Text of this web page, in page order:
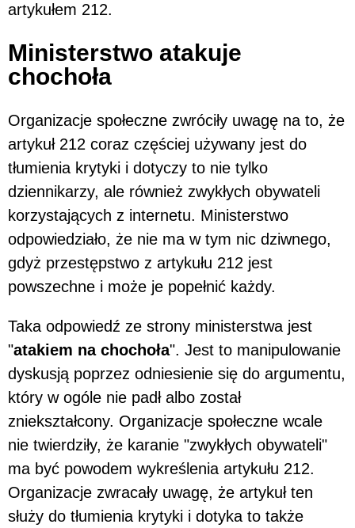
artykułem 212.
Ministerstwo atakuje
chochoła
Organizacje społeczne zwróciły uwagę na to, że
artykuł 212 coraz częściej używany jest do
tłumienia krytyki i dotyczy to nie tylko
dziennikarzy, ale również zwykłych obywateli
korzystających z internetu. Ministerstwo
odpowiedziało, że nie ma w tym nic dziwnego,
gdyż przestępstwo z artykułu 212 jest
powszechne i może je popełnić każdy.
Taka odpowiedź ze strony ministerstwa jest
"atakiem na chochoła". Jest to manipulowanie
dyskusją poprzez odniesienie się do argumentu,
który w ogóle nie padł albo został
zniekształcony. Organizacje społeczne wcale
nie twierdziły, że karanie "zwykłych obywateli"
ma być powodem wykreślenia artykułu 212.
Organizacje zwracały uwagę, że artykuł ten
służy do tłumienia krytyki i dotyka to także